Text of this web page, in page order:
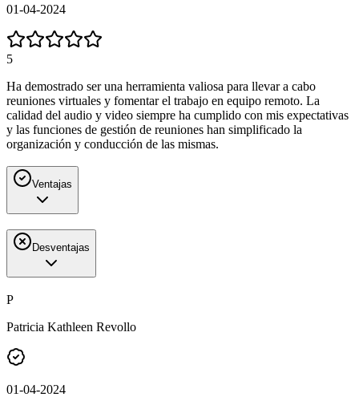
01-04-2024
5
Ha demostrado ser una herramienta valiosa para llevar a cabo
reuniones virtuales y fomentar el trabajo en equipo remoto. La
calidad del audio y video siempre ha cumplido con mis expectativas
y las funciones de gestión de reuniones han simplificado la
organización y conducción de las mismas.
Ventajas
Desventajas
P
Patricia Kathleen Revollo
01-04-2024